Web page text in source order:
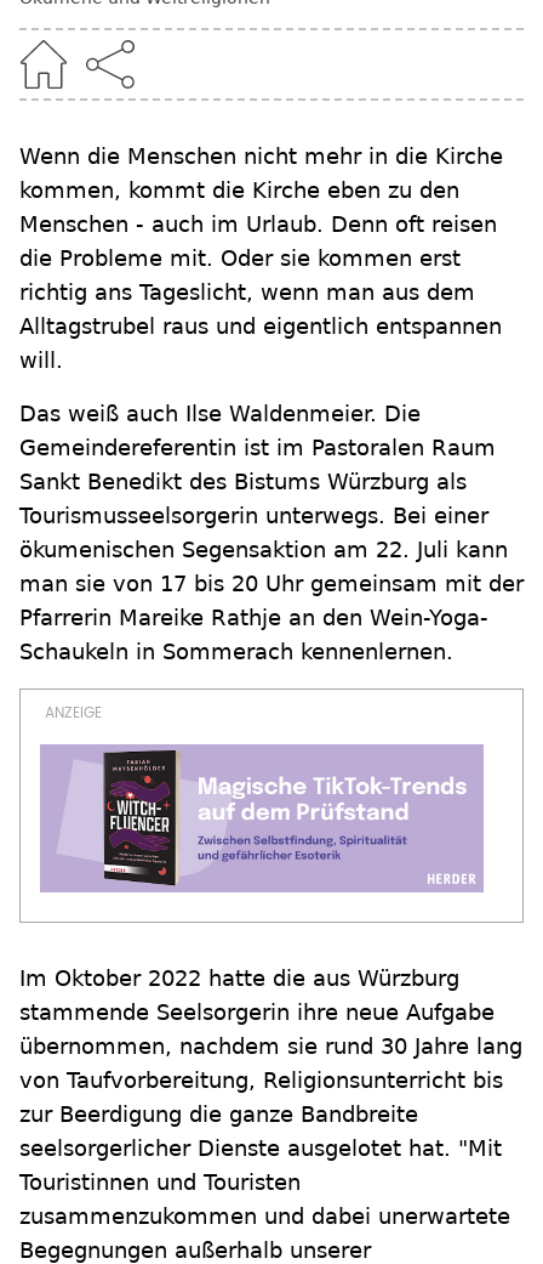
Wenn die Menschen nicht mehr in die Kirche
kommen, kommt die Kirche eben zu den
Menschen - auch im Urlaub. Denn oft reisen
die Probleme mit. Oder sie kommen erst
richtig ans Tageslicht, wenn man aus dem
Alltagstrubel raus und eigentlich entspannen
will.
Das weiß auch Ilse Waldenmeier. Die
Gemeindereferentin ist im Pastoralen Raum
Sankt Benedikt des Bistums Würzburg als
Tourismusseelsorgerin unterwegs. Bei einer
ökumenischen Segensaktion am 22. Juli kann
man sie von 17 bis 20 Uhr gemeinsam mit der
Pfarrerin Mareike Rathje an den Wein-Yoga-
Schaukeln in Sommerach kennenlernen.
Im Oktober 2022 hatte die aus Würzburg
stammende Seelsorgerin ihre neue Aufgabe
übernommen, nachdem sie rund 30 Jahre lang
von Taufvorbereitung, Religionsunterricht bis
zur Beerdigung die ganze Bandbreite
seelsorgerlicher Dienste ausgelotet hat. "Mit
Touristinnen und Touristen
zusammenzukommen und dabei unerwartete
Begegnungen außerhalb unserer